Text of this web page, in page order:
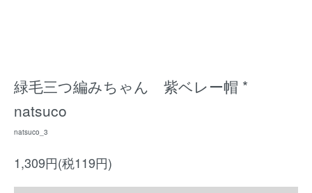
緑毛三つ編みちゃん 紫ベレー帽 *
natsuco
natsuco_3
1,309円(税119円)